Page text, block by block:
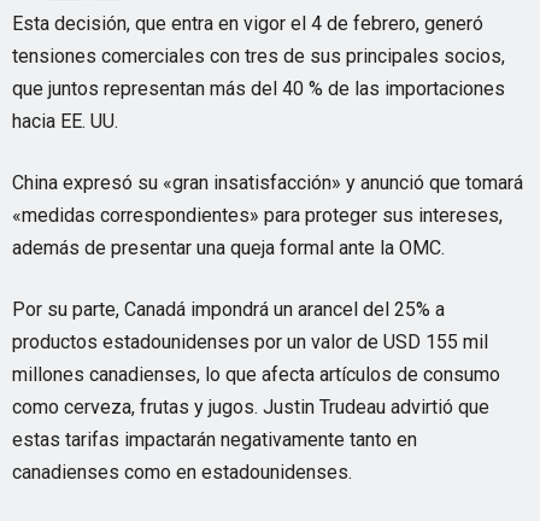
Esta decisión, que entra en vigor el 4 de febrero, generó
tensiones comerciales con tres de sus principales socios,
que juntos representan más del 40 % de las importaciones
hacia EE. UU.
China expresó su «gran insatisfacción» y anunció que tomará
«medidas correspondientes» para proteger sus intereses,
además de presentar una queja formal ante la OMC.
Por su parte, Canadá impondrá un arancel del 25% a
productos estadounidenses por un valor de USD 155 mil
millones canadienses, lo que afecta artículos de consumo
como cerveza, frutas y jugos. Justin Trudeau advirtió que
estas tarifas impactarán negativamente tanto en
canadienses como en estadounidenses.